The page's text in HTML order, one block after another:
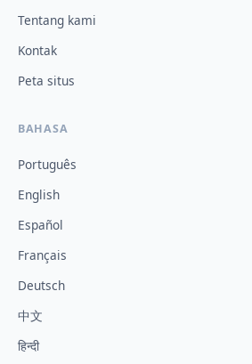
Tentang kami
Kontak
Peta situs
BAHASA
Português
English
Español
Français
Deutsch
中文
हिन्दी